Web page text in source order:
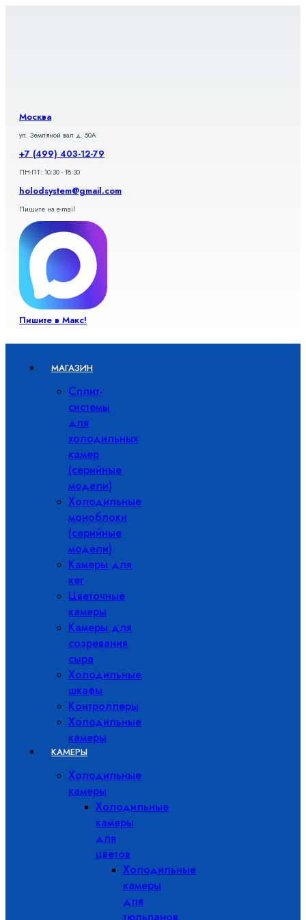
Москва
ул. Земляной вал д. 50А
+7 (499) 403-12-79
ПН-ПТ: 10:30 - 18:30
holodsystem@gmail.com
Пишите на e-mail
Пишите в Макс!
МАГАЗИН
Сплит-
системы
для
холодильных
камер
(серийные
модели)
Холодильные
моноблоки
(серийные
модели)
Камеры для
кег
Цветочные
камеры
Камеры для
созревания
сыра
Холодильные
шкафы
Контроллеры
Холодильные
камеры
КАМЕРЫ
Холодильные
камеры
Холодильные
камеры
для
цветов
Холодильные
камеры
для